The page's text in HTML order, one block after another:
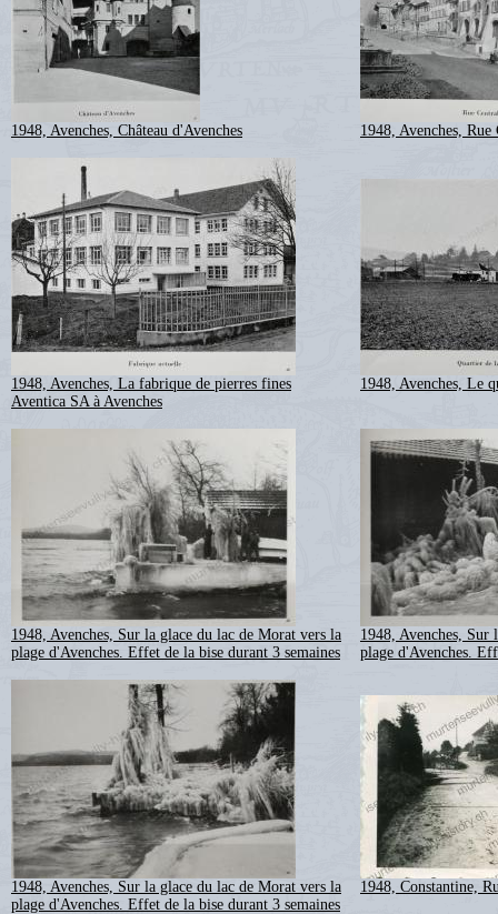
1948, Avenches, Château d'Avenches 1948, Avenches, Rue
1948, Avenches, La fabrique de pierres fines
Aventica SA à Avenches
1948, Avenches, Le
1948, Avenches, Sur la glace du lac de Morat vers la
plage d'Avenches. Effet de la bise durant 3 semaines
1948, Avenches, Sur
plage d'Avenches.
1948, Avenches, Sur la glace du lac de Morat vers la
plage d'Avenches. Effet de la bise durant 3 semaines
1948, Constantine,